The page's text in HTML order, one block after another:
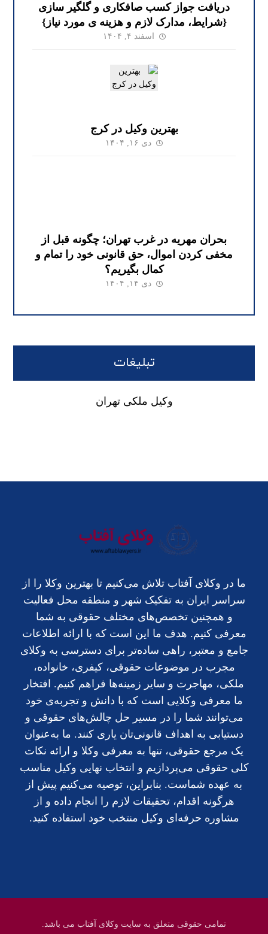
دریافت جواز کسب صافکاری و گلگیر سازی
{شرایط، مدارک لازم و هزینه ی مورد نیاز}
اسفند ۴, ۱۴۰۴
بهترین وکیل در کرج
دی ۱۶, ۱۴۰۴
بحران مهریه در غرب تهران؛ چگونه قبل از
مخفی کردن اموال، حق قانونی خود را تمام و
کمال بگیریم؟
دی ۱۴, ۱۴۰۴
تبلیغات
وکیل ملکی تهران
ما در وکلای آفتاب تلاش می‌کنیم تا بهترین وکلا را از
سراسر ایران به تفکیک شهر و منطقه محل فعالیت
و همچنین تخصص‌های مختلف حقوقی به شما
معرفی کنیم. هدف ما این است که با ارائه اطلاعات
جامع و معتبر، راهی ساده‌تر برای دسترسی به وکلای
مجرب در موضوعات حقوقی، کیفری، خانواده،
ملکی، مهاجرت و سایر زمینه‌ها فراهم کنیم. افتخار
ما معرفی وکلایی است که با دانش و تجربه‌ی خود
می‌توانند شما را در مسیر حل چالش‌های حقوقی و
دستیابی به اهداف قانونی‌تان یاری کنند. ما به‌عنوان
یک مرجع حقوقی، تنها به معرفی وکلا و ارائه نکات
کلی حقوقی می‌پردازیم و انتخاب نهایی وکیل مناسب
به عهده شماست. بنابراین، توصیه می‌کنیم پیش از
هرگونه اقدام، تحقیقات لازم را انجام داده و از
مشاوره حرفه‌ای وکیل منتخب خود استفاده کنید.
تمامی حقوقی متعلق به سایت وکلای آفتاب می باشد.